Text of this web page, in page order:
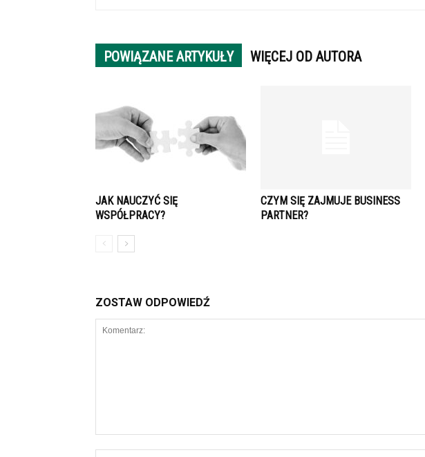
POWIĄZANE ARTYKUŁY WIĘCEJ OD AUTORA
JAK NAUCZYĆ SIĘ
WSPÓŁPRACY?
CZYM SIĘ ZAJMUJE BUSINESS
PARTNER?
ZOSTAW ODPOWIEDŹ